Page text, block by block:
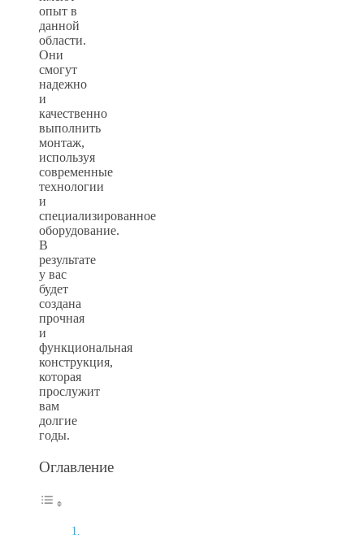
опыт в
данной
области.
Они
смогут
надежно
и
качественно
выполнить
монтаж,
используя
современные
технологии
и
специализированное
оборудование.
В
результате
у вас
будет
создана
прочная
и
функциональная
конструкция,
которая
прослужит
вам
долгие
годы.
Оглавление